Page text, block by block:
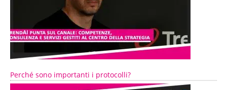
Perché sono importanti i protocolli?